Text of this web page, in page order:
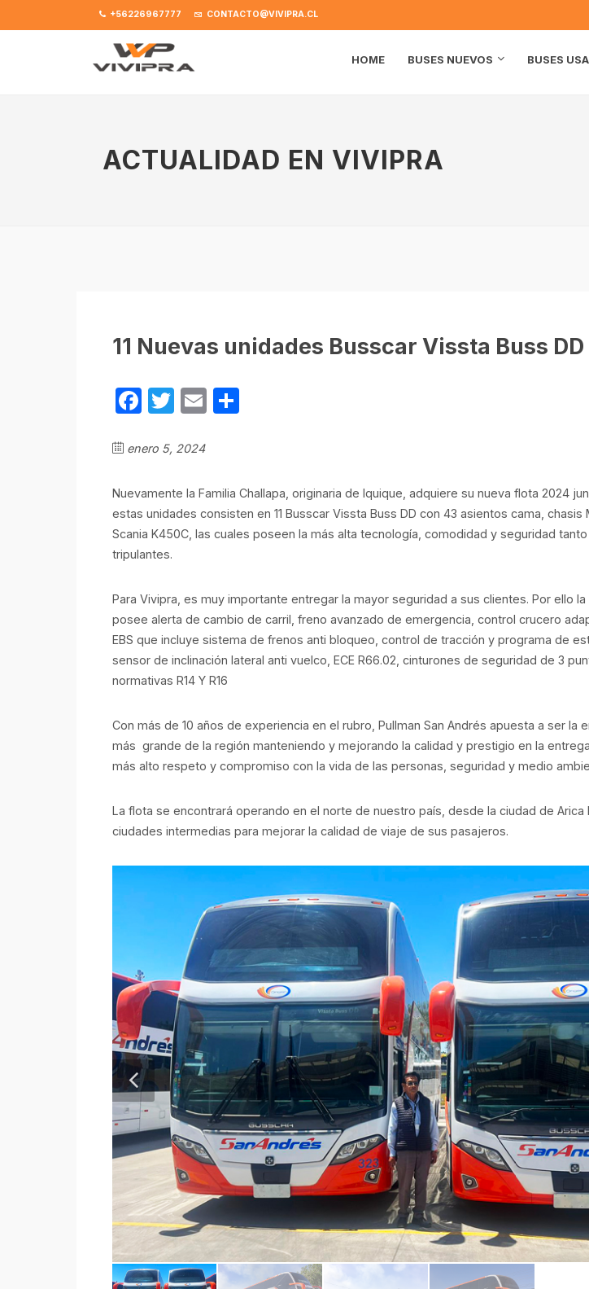
+56226967777 CONTACTO@VIVIPRA.CL
HOME BUSES NUEVOS BUSES
ACTUALIDAD EN VIVIPRA
11 Nuevas unidades Busscar Vissta Buss
Facebook
Twitter
Email
enero 5, 2024
Nuevamente la Familia Challapa, originaria de Iquique, adquiere su nueva flota 2024
estas unidades consisten en 11 Busscar Vissta Buss DD con 43 asientos cama,
Scania K450C, las cuales poseen la más alta tecnología, comodidad y seguridad
tripulantes.
Para Vivipra, es muy importante entregar la mayor seguridad a sus clientes. Por ello
posee alerta de cambio de carril, freno avanzado de emergencia, control crucero
EBS que incluye sistema de frenos anti bloqueo, control de tracción y programa de
sensor de inclinación lateral anti vuelco, ECE R66.02, cinturones de seguridad de 3
normativas R14 Y R16
Con más de 10 años de experiencia en el rubro, Pullman San Andrés apuesta a ser la
más grande de la región manteniendo y mejorando la calidad y prestigio en la
más alto respeto y compromiso con la vida de las personas, seguridad y medio
La flota se encontrará operando en el norte de nuestro país, desde la ciudad de Arica
ciudades intermedias para mejorar la calidad de viaje de sus pasajeros.